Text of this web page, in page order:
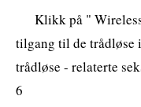
Klikk på "
tilgang til de trådløse
trådløse - relaterte
6